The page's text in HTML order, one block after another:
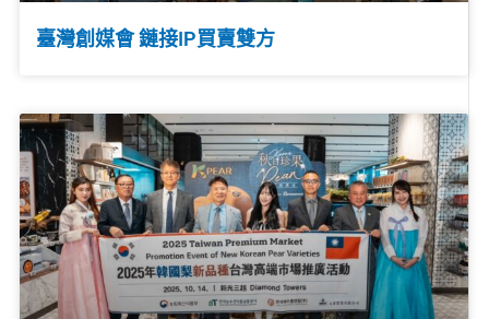
臺灣創媒會 鏈接IP買賣雙方